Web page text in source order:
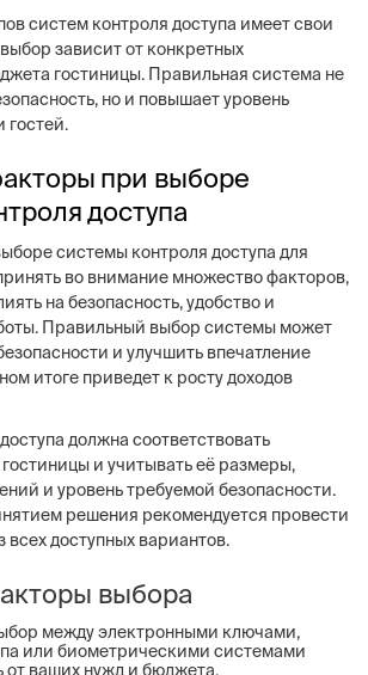
систем контроля доступа имеет свои
зависит от конкретных
гостиницы. Правильная система не
но и повышает уровень
гостей.
при выборе
доступа
системы контроля доступа для
во внимание множество факторов,
на безопасность, удобство и
Правильный выбор системы может
и улучшить впечатление
итоге приведет к росту доходов
должна соответствовать
и учитывать её размеры,
и уровень требуемой безопасности.
решения рекомендуется провести
доступных вариантов.
выбора
между электронными ключами,
или биометрическими системами
от ваших нужд и бюджета.